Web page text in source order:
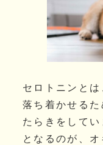
セロトニンと
落ち着かせる
たらきをして
となるのが、オ